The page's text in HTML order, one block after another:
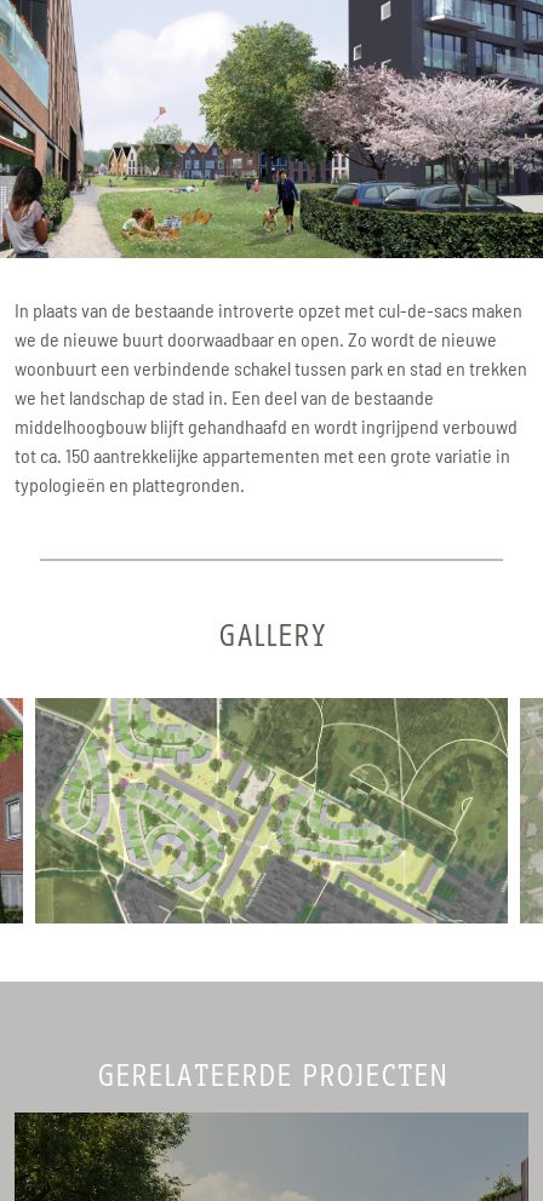
In plaats van de bestaande introverte opzet met cul-de-sacs maken
we de nieuwe buurt doorwaadbaar en open. Zo wordt de nieuwe
woonbuurt een verbindende schakel tussen park en stad en trekken
we het landschap de stad in. Een deel van de bestaande
middelhoogbouw blijft gehandhaafd en wordt ingrijpend verbouwd
tot ca. 150 aantrekkelijke appartementen met een grote variatie in
typologieën en plattegronden.
GALLERY
GERELATEERDE PROJECTEN